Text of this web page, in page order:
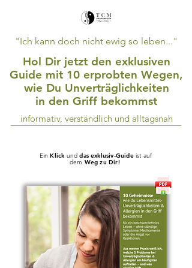
"Ich kann doch nicht ewig so leben..."
Hol Dir jetzt den exklusiven
Guide mit 10 erprobten Wegen,
wie Du Unverträglichkeiten
in den Griff bekommst
informativ, verständlich und alltagsnah
EinKlickunddas exklusiv-Guideist auf
dem Weg zu Dir!